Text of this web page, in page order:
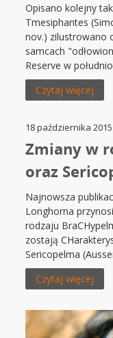
Opisano kolejny
Tmesiphantes
nov.) zilustrowano
samcach
Reserve w
Czytaj więcej
18 października
Zmiany w
oraz
Najnowsza
Longhorna
rodzaju
zostają
Sericopelma
Czytaj więcej